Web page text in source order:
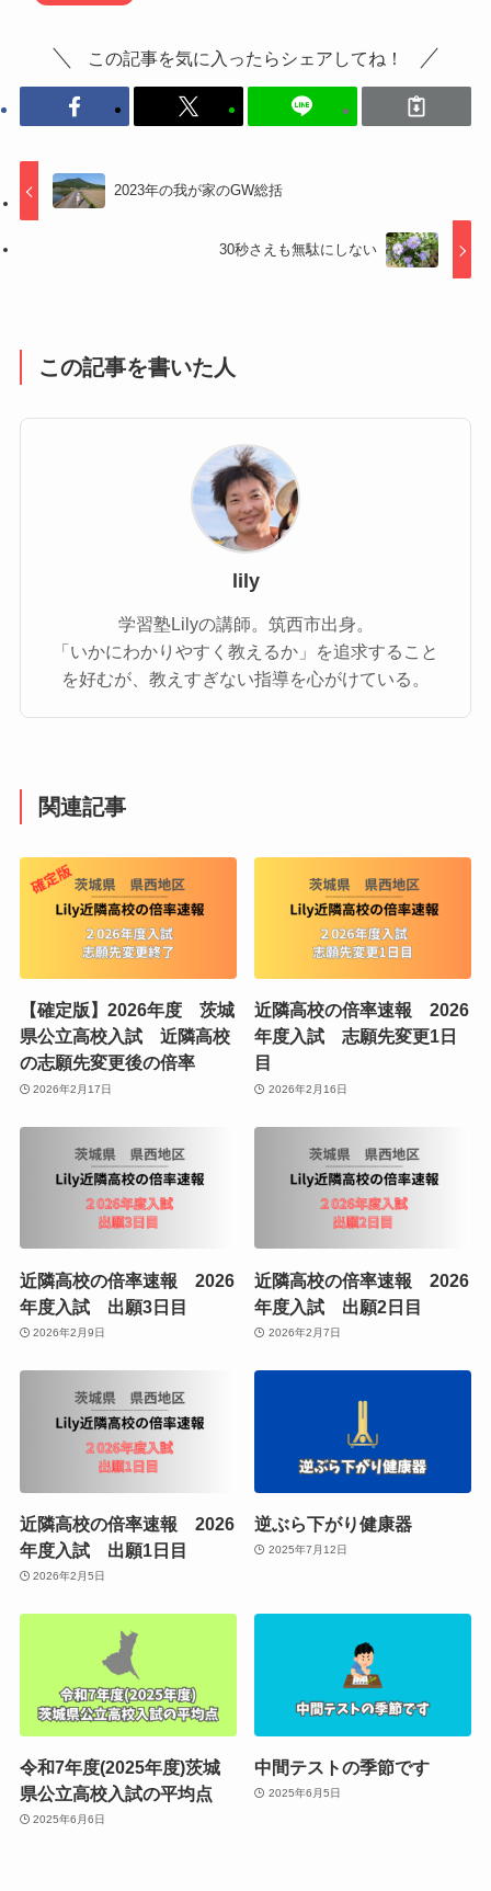
この記事を気に入ったらシェアしてね！
2023年の我が家のGW総括
30秒さえも無駄にしない
この記事を書いた人
lily
学習塾Lilyの講師。筑西市出身。
「いかにわかりやすく教えるか」を追求すること
を好むが、教えすぎない指導を心がけている。
関連記事
【確定版】2026年度 茨城
県公立高校入試 近隣高校
の志願先変更後の倍率
2026年2月17日
近隣高校の倍率速報 2026
年度入試 志願先変更1日
目
2026年2月16日
近隣高校の倍率速報 2026
年度入試 出願3日目
2026年2月9日
近隣高校の倍率速報 2026
年度入試 出願2日目
2026年2月7日
近隣高校の倍率速報 2026
年度入試 出願1日目
2026年2月5日
逆ぶら下がり健康器
2025年7月12日
令和7年度(2025年度)茨城
県公立高校入試の平均点
2025年6月6日
中間テストの季節です
2025年6月5日